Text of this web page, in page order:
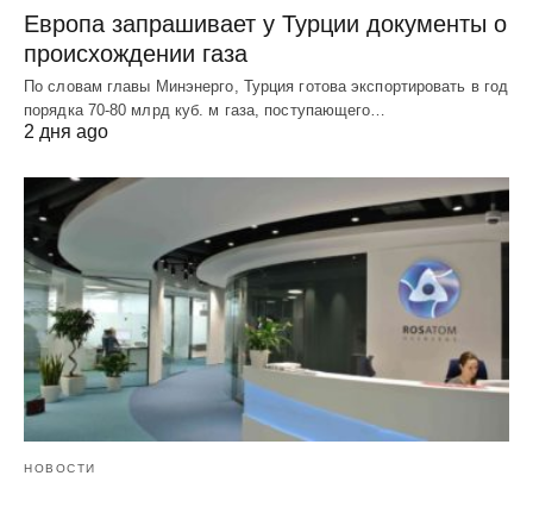
Европа запрашивает у Турции документы о
происхождении газа
По словам главы Минэнерго, Турция готова экспортировать в год
порядка 70-80 млрд куб. м газа, поступающего…
2 дня ago
НОВОСТИ